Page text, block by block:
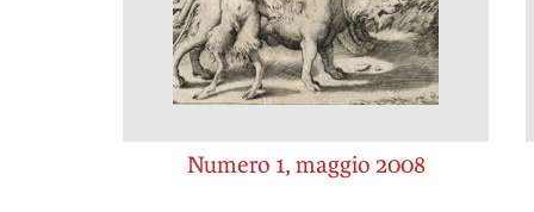
Numero 1, maggio 2008